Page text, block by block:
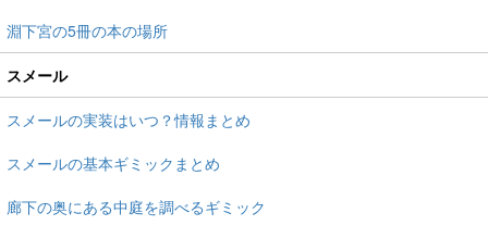
淵下宮の5冊の本の場所
スメール
スメールの実装はいつ？情報まとめ
スメールの基本ギミックまとめ
廊下の奥にある中庭を調べるギミック